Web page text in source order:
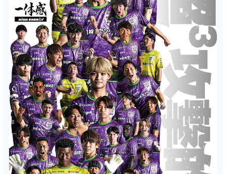
【ケーブルテレビ・一体感MYFC】2026年6月
前半回 真鍋選手が初登場！？MYFCレディー
スからは橋本恵里選手が登場、オープニング
から思わぬハプニングが！！【トコチャン】
記事を読む
2026年5月27日
テレビ